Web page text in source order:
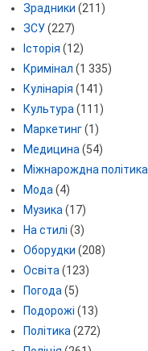
Зрадники (211)
ЗСУ(227)
Історія (12)
Кримінал (1 335)
Кулінарія (141)
Культура (111)
Маркетинг(1)
Медицина (54)
Міжнарождна політика
Мода (4)
Музика (17)
На стилі (3)
Оборудки (208)
Освіта (123)
Погода (5)
Подорожі (13)
Політика (272)